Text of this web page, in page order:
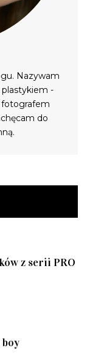
Nazywam
plastykiem -
do
z serii PRO